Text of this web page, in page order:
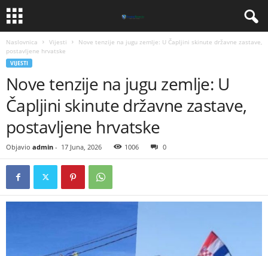
Naslovnica Vijesti
​Nove tenzije na jugu zemlje: U Čapljini skinute državne zastave,
postavljene hrvatske
VIJESTI
​Nove tenzije na jugu zemlje: U
Čapljini skinute državne zastave,
postavljene hrvatske
Objavio admin - 17 Juna, 2026 1006 0